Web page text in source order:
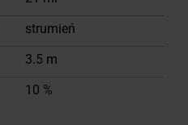
strumień
3.5 m
10 %